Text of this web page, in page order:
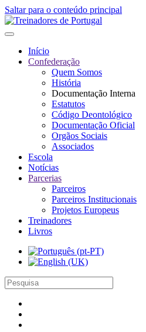
Saltar para o conteúdo principal
Início
Confederação
Quem Somos
História
Documentação Interna
Estatutos
Código Deontológico
Documentação Oficial
Orgãos Sociais
Associados
Escola
Notícias
Parcerias
Parceiros
Parceiros Institucionais
Projetos Europeus
Treinadores
Livros